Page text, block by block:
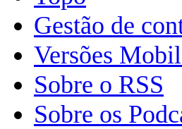
Gestão de
Versões
Sobre o RSS
Sobre os